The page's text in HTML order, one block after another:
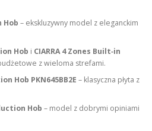
Hob – ekskluzywny model z eleganckim
Hob i CIARRA 4 Zones Built‑in
z wieloma strefami.
Hob PKN645BB2E – klasyczna płyta z
Hob – model z dobrymi opiniami